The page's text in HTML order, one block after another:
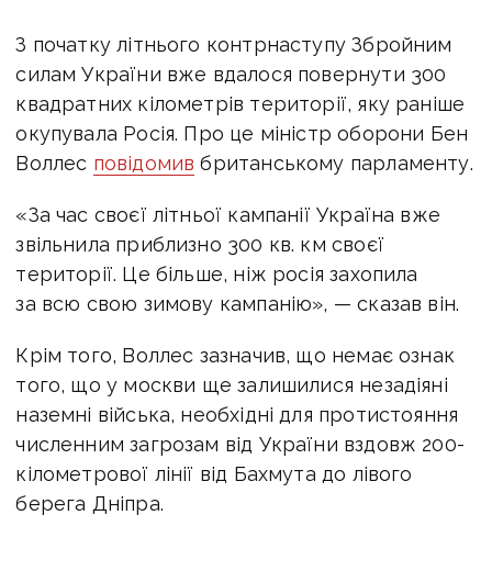
З початку літнього контрнаступу Збройним
силам України вже вдалося повернути 300
квадратних кілометрів території, яку раніше
окупувала Росія. Про це міністр оборони Бен
Воллес повідомив британському парламенту.
«За час своєї літньої кампанії Україна вже
звільнила приблизно 300 кв. км своєї
території. Це більше, ніж росія захопила
за всю свою зимову кампанію», — сказав він.
Крім того, Воллес зазначив, що немає ознак
того, що у москви ще залишилися незадіяні
наземні війська, необхідні для протистояння
численним загрозам від України вздовж 200-
кілометрової лінії від Бахмута до лівого
берега Дніпра.